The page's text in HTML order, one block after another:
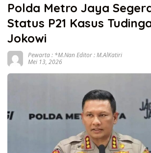
Polda Metro Jaya
Status P21 Kasus
Jokowi
Pewarta : *M.Nan Editor : M.AlKatiri
Mei 13, 2026